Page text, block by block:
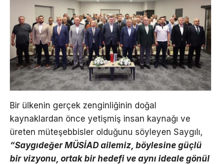
Bir ülkenin gerçek zenginliğinin doğal
kaynaklardan önce yetişmiş insan kaynağı ve
üreten müteşebbisler olduğunu söyleyen Saygılı,
“Saygıdeğer MÜSİAD ailemiz, böylesine güçlü
bir vizyonu, ortak bir hedefi ve aynı ideale gönül